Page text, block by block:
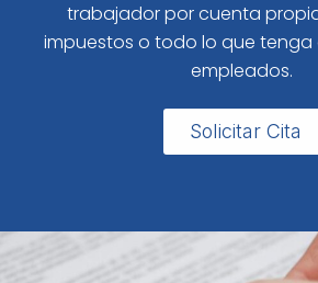
trabajador por cuenta
impuestos o todo lo que tenga
empleados.
Solicitar Cita